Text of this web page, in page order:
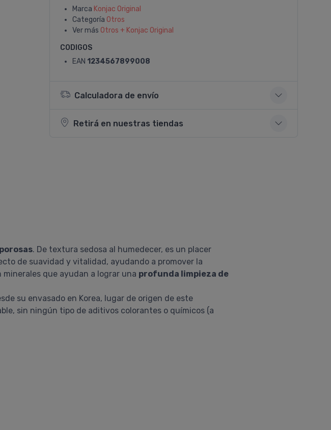
Marca Konjac Original
Categoría Otros
Ver más Otros + Konjac Original
CODIGOS
EAN 1234567899008
Calculadora de envío
Retirá en nuestras tiendas
. De textura sedosa al humedecer, es un placer
de suavidad y vitalidad, ayudando a promover la
que ayudan a lograr una profunda limpieza de
su envasado en Korea, lugar de origen de este
sin ningún tipo de aditivos colorantes o químicos (a